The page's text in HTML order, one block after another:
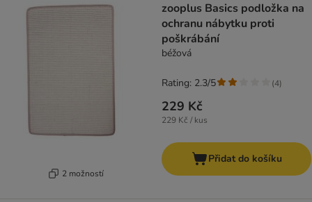
2 možností
zooplus Basics podložka na
ochranu nábytku proti
poškrábání
béžová
229 Kč
229 Kč / kus
Rating: 2.3/5 (4)
Přidat do košíku